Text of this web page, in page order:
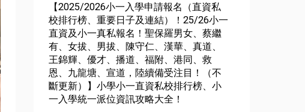
【2025/2026小一入學申請報名（直資私
校排行榜、重要日子及連結）！25/26小一
直資及小一真私報名！聖保羅男女、蔡繼
有、女拔、男拔、陳守仁、漢華、真道、
王錦輝、優才、播道、福附、港同、救
恩、九龍塘、宣道，陸續備受注目！（不
斷更新）】小學小一直資私校排行榜、小
一入學統一派位資訊攻略大全！